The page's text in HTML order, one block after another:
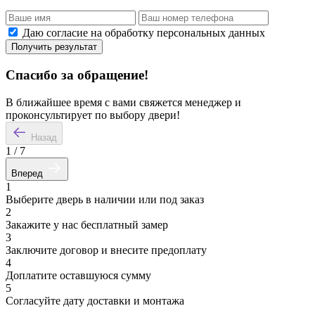
Даю согласие на обработку персональных данных
Получить результат
Спасибо за обращение!
В ближайшее время с вами свяжется менеджер и
проконсультирует по выбору двери!
Назад
1 / 7
Вперед
1
Выберите дверь в наличии или под заказ
2
Закажите у нас бесплатный замер
3
Заключите договор и внесите предоплату
4
Доплатите оставшуюся сумму
5
Согласуйте дату доставки и монтажа